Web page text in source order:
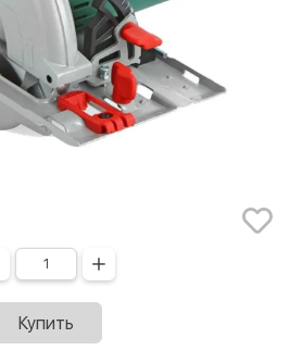
Купить